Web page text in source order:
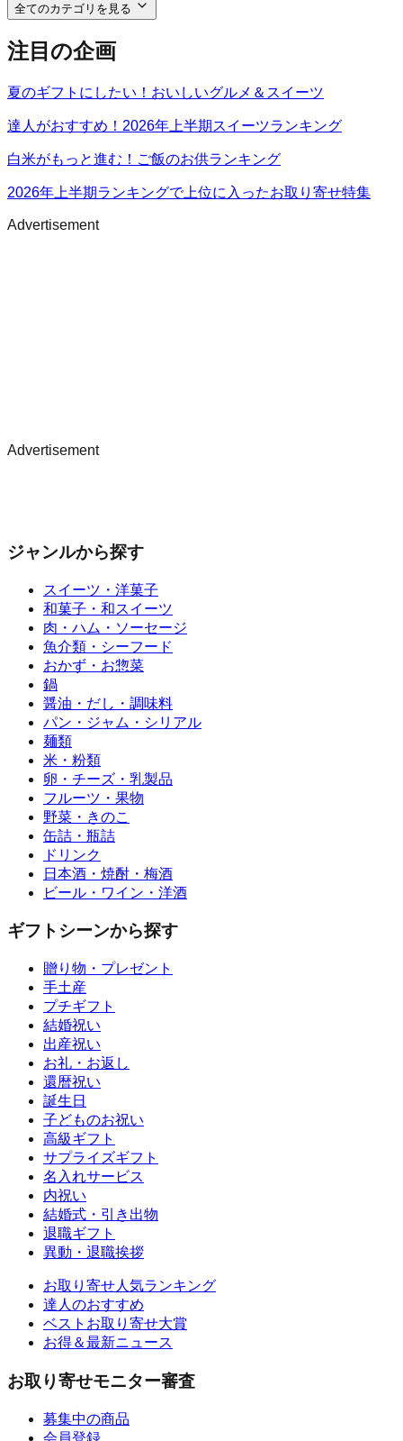
全てのカテゴリを見る
注目の企画
夏のギフトにしたい！おいしいグルメ＆スイーツ
達人がおすすめ！2026年上半期スイーツランキング
白米がもっと進む！ご飯のお供ランキング
2026年上半期ランキングで上位に入ったお取り寄せ特集
Advertisement
Advertisement
ジャンルから探す
スイーツ・洋菓子
和菓子・和スイーツ
肉・ハム・ソーセージ
魚介類・シーフード
おかず・お惣菜
鍋
醤油・だし・調味料
パン・ジャム・シリアル
麺類
米・粉類
卵・チーズ・乳製品
フルーツ・果物
野菜・きのこ
缶詰・瓶詰
ドリンク
日本酒・焼酎・梅酒
ビール・ワイン・洋酒
ギフトシーンから探す
贈り物・プレゼント
手土産
プチギフト
結婚祝い
出産祝い
お礼・お返し
還暦祝い
誕生日
子どものお祝い
高級ギフト
サプライズギフト
名入れサービス
内祝い
結婚式・引き出物
退職ギフト
異動・退職挨拶
お取り寄せ人気ランキング
達人のおすすめ
ベストお取り寄せ大賞
お得＆最新ニュース
お取り寄せモニター審査
募集中の商品
会員登録